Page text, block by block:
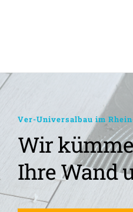
Ver-Universalbau im
Wir
Ihre Wand